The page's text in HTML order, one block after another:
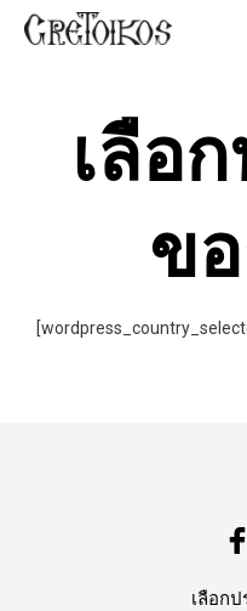
เลือ
ข
เลือก